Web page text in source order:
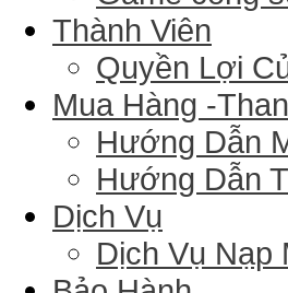
Thành Viên
Quyền Lợi
Mua Hàng -
Hướng Dẫn
Hướng Dẫn
Dịch Vụ
Dịch Vụ Nạp